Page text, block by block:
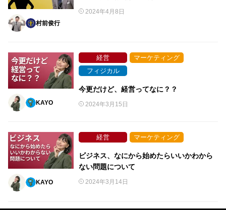
村前俊行
2024年4月8日
KAYO
経営
マーケティング
フィジカル
今更だけど、経営ってなに？？
2024年3月15日
KAYO
経営 マーケティング
ビジネス、なにから始めたらいいかわから
ない問題について
2024年3月14日